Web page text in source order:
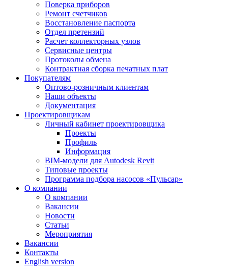
Поверка приборов
Ремонт счетчиков
Восстановление паспорта
Отдел претензий
Расчет коллекторных узлов
Сервисные центры
Протоколы обмена
Контрактная сборка печатных плат
Покупателям
Оптово-розничным клиентам
Наши объекты
Документация
Проектировщикам
Личный кабинет проектировщика
Проекты
Профиль
Информация
BIM-модели для Autodesk Revit
Типовые проекты
Программа подбора насосов «Пульсар»
О компании
О компании
Вакансии
Новости
Статьи
Мероприятия
Вакансии
Контакты
English version